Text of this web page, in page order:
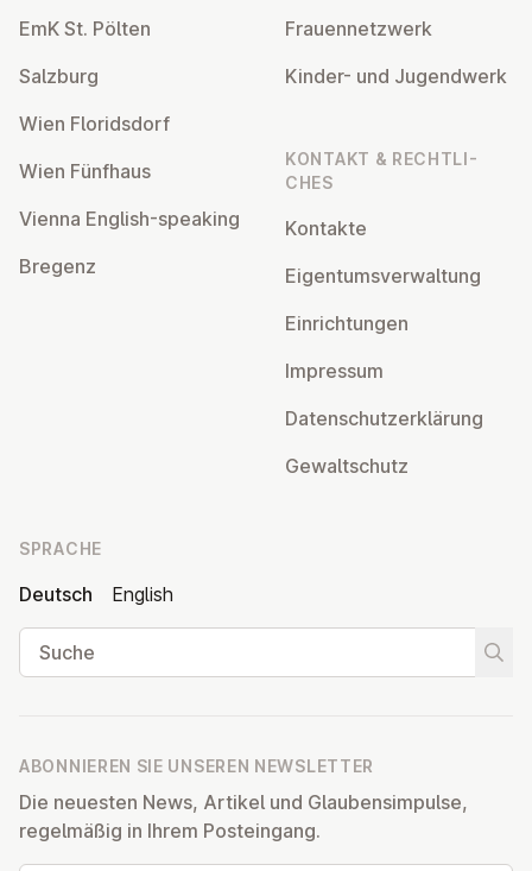
EmK St. Pölten
Salzburg
Wien Flo­rids­dorf
Wien Fünfhaus
Vienna English-speaking
Bregenz
Frau­en­netz­werk
Kinder- und Ju­gend­werk
KONTAKT & RECHT­LI­
CHES
Kontakte
Ei­gen­tums­ver­wal­tung
Ein­rich­tun­gen
Impressum
Da­ten­schutz­er­klä­rung
Ge­walt­schutz
SPRACHE
Deutsch
English
Suche
ABONNIEREN SIE UNSEREN NEWSLETTER
Die neuesten News, Artikel und Glaubensimpulse,
regelmäßig in Ihrem Posteingang.